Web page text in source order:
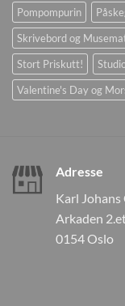
Pompompurin
Skrivebord og
Stort Priskutt!
Valentine's Day og
Adresse
Karl Johans
Arkaden
0154 Oslo